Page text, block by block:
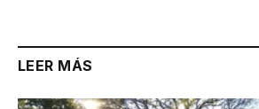
LEER MÁS